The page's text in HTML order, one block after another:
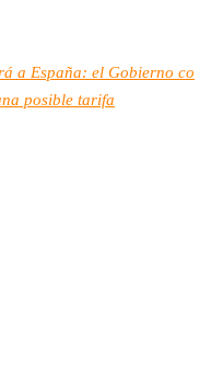
a España: el Gobierno co
posible tarifa